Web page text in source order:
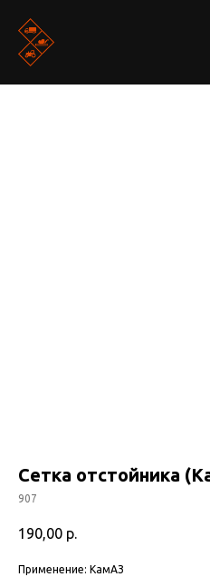
Сетка отстойника
907
190,00 р.
Применение: КамАЗ